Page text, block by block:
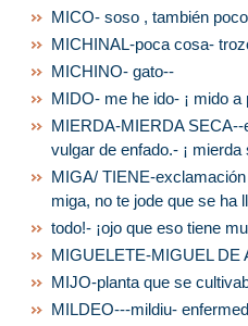
MICO- soso , también
MICHINAL-poca cosa-
MICHINO- gato--
MIDO- me he ido- ¡ mido a
MIERDA-MIERDA
vulgar de enfado.- ¡
MIGA/ TIENE-
miga, no te jode que se ha
todo!- ¡ojo que eso tiene
MIGUELETE-MIGUEL DE
MIJO-planta que se
MILDEO---mildiu-